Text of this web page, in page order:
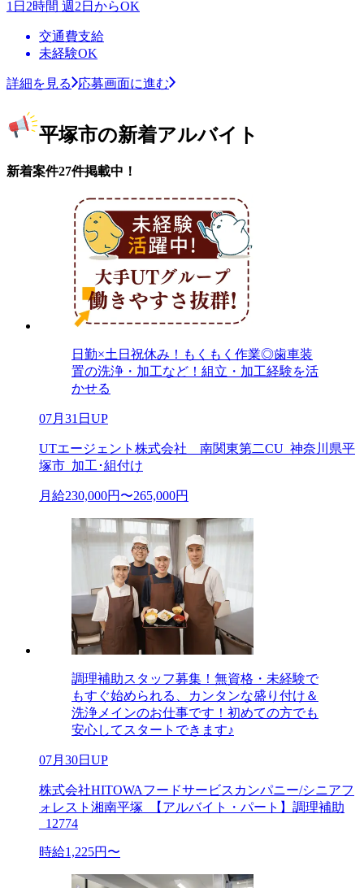
1日2時間 週2日からOK
交通費支給
未経験OK
詳細を見る 応募画面に進む
平塚市の新着アルバイト
新着案件27件掲載中！
日勤×土日祝休み！もくもく作業◎歯車装
置の洗浄・加工など！組立・加工経験を活
かせる
07月31日UP
UTエージェント株式会社 南関東第二CU_神奈川県平
塚市_加工･組付け
月給230,000円〜265,000円
調理補助スタッフ募集！無資格・未経験で
もすぐ始められる、カンタンな盛り付け＆
洗浄メインのお仕事です！初めての方でも
安心してスタートできます♪
07月30日UP
株式会社HITOWAフードサービスカンパニー/シニアフ
ォレスト湘南平塚_【アルバイト・パート】調理補助
_12774
時給1,225円〜